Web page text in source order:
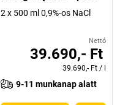
2 x 500 ml 0,9%-os NaCl
Nettó
39.690,- Ft
39.690,- Ft /
9-11 munkanap alatt